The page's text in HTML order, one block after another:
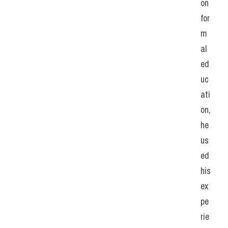
on
for
m
al
ed
uc
ati
on,
he
us
ed
his
ex
pe
rie